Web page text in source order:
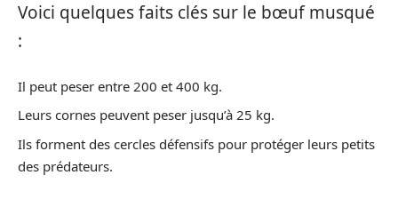
Voici quelques faits clés sur le bœuf musqué
:
Il peut peser entre 200 et 400 kg.
Leurs cornes peuvent peser jusqu’à 25 kg.
Ils forment des cercles défensifs pour protéger leurs petits
des prédateurs.